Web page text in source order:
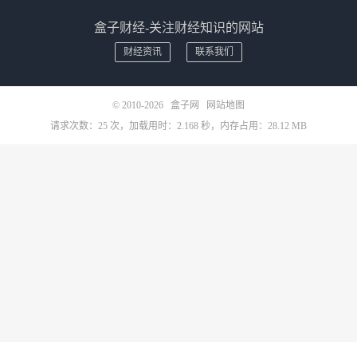
盒子财经-关注财经知识的网站
财经资讯 联系我们
© 2010-2026 盒子网
网站地图
请求次数：25 次，加载用时：2.168 秒，内存占用：28.12 MB